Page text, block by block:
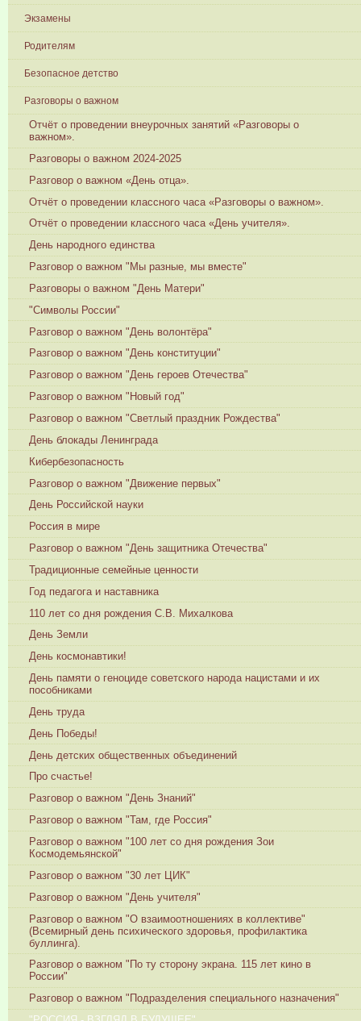
Экзамены
Родителям
Безопасное детство
Разговоры о важном
Отчёт о проведении внеурочных занятий «Разговоры о
важном».
Разговоры о важном 2024-2025
Разговор о важном «День отца».
Отчёт о проведении классного часа «Разговоры о важном».
Отчёт о проведении классного часа «День учителя».
День народного единства
Разговор о важном "Мы разные, мы вместе"
Разговоры о важном "День Матери"
"Символы России"
Разговор о важном "День волонтёра"
Разговор о важном "День конституции"
Разговор о важном "День героев Отечества"
Разговор о важном "Новый год"
Разговор о важном "Светлый праздник Рождества"
День блокады Ленинграда
Кибербезопасность
Разговор о важном "Движение первых"
День Российской науки
Россия в мире
Разговор о важном "День защитника Отечества"
Традиционные семейные ценности
Год педагога и наставника
110 лет со дня рождения С.В. Михалкова
День Земли
День космонавтики!
День памяти о геноциде советского народа нацистами и их
пособниками
День труда
День Победы!
День детских общественных объединений
Про счастье!
Разговор о важном "День Знаний"
Разговор о важном "Там, где Россия"
Разговор о важном "100 лет со дня рождения Зои
Космодемьянской"
Разговор о важном "30 лет ЦИК"
Разговор о важном "День учителя"
Разговор о важном "О взаимоотношениях в коллективе"
(Всемирный день психического здоровья, профилактика
буллинга).
Разговор о важном "По ту сторону экрана. 115 лет кино в
России"
Разговор о важном "Подразделения специального назначения"